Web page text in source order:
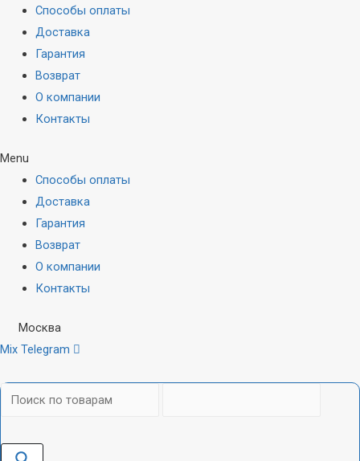
Способы оплаты
Доставка
Гарантия
Возврат
О компании
Контакты
Menu
Способы оплаты
Доставка
Гарантия
Возврат
О компании
Контакты
Москва
Mix Telegram